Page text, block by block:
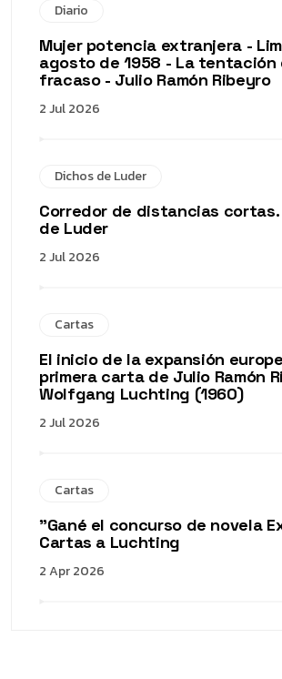
Diario
Mujer potencia extranjera -
agosto de 1958 - La tentación
fracaso - Julio Ramón Ribeyro
2 Jul 2026
Dichos de Luder
Corredor de distancias cortas.
de Luder
2 Jul 2026
Cartas
El inicio de la expansión
primera carta de Julio Ramón
Wolfgang Luchting (1960)
2 Jul 2026
Cartas
"Gané el concurso de novela
Cartas a Luchting
2 Apr 2026